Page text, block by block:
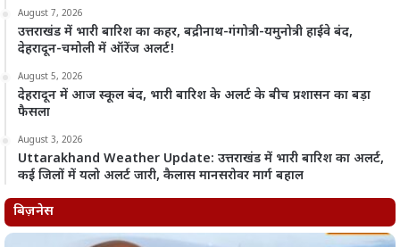
August 7, 2026
उत्तराखंड में भारी बारिश का कहर, बद्रीनाथ-गंगोत्री-यमुनोत्री हाईवे बंद,
देहरादून-चमोली में ऑरेंज अलर्ट!
August 5, 2026
देहरादून में आज स्कूल बंद, भारी बारिश के अलर्ट के बीच प्रशासन का बड़ा
फैसला
August 3, 2026
Uttarakhand Weather Update: उत्तराखंड में भारी बारिश का अलर्ट,
कई जिलों में यलो अलर्ट जारी, कैलास मानसरोवर मार्ग बहाल
बिज़नेस